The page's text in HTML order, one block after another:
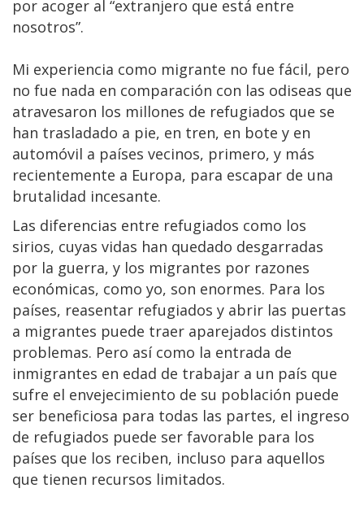
por acoger al “extranjero que está entre
nosotros”.
Mi experiencia como migrante no fue fácil, pero
no fue nada en comparación con las odiseas que
atravesaron los millones de refugiados que se
han trasladado a pie, en tren, en bote y en
automóvil a países vecinos, primero, y más
recientemente a Europa, para escapar de una
brutalidad incesante.
Las diferencias entre refugiados como los
sirios, cuyas vidas han quedado desgarradas
por la guerra, y los migrantes por razones
económicas, como yo, son enormes. Para los
países, reasentar refugiados y abrir las puertas
a migrantes puede traer aparejados distintos
problemas. Pero así como la entrada de
inmigrantes en edad de trabajar a un país que
sufre el envejecimiento de su población puede
ser beneficiosa para todas las partes, el ingreso
de refugiados puede ser favorable para los
países que los reciben, incluso para aquellos
que tienen recursos limitados.